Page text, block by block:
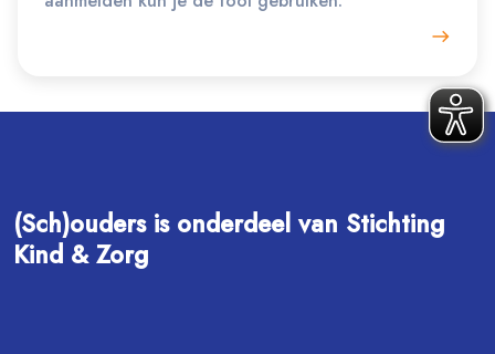
(Sch)ouders is onderdeel van Stichting
Kind & Zorg